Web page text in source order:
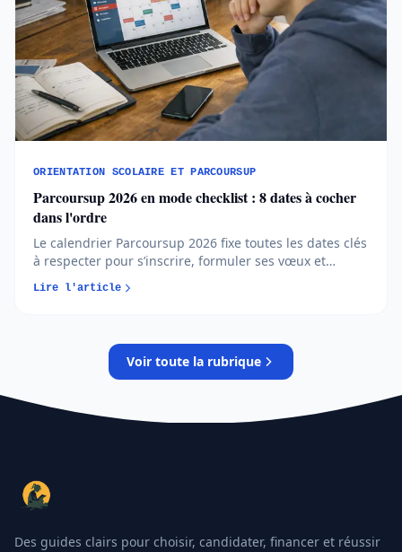
ORIENTATION SCOLAIRE ET PARCOURSUP
Parcoursup 2026 en mode checklist : 8 dates à cocher
dans l'ordre
Le calendrier Parcoursup 2026 fixe toutes les dates clés
à respecter pour s’inscrire, formuler ses vœux et
répondre aux propositions. Comprendre chaque phase
permet d’éviter les erreurs et de sécuriser son
Lire l'article
Voir toute la rubrique
Des guides clairs pour choisir, candidater, financer et réussir